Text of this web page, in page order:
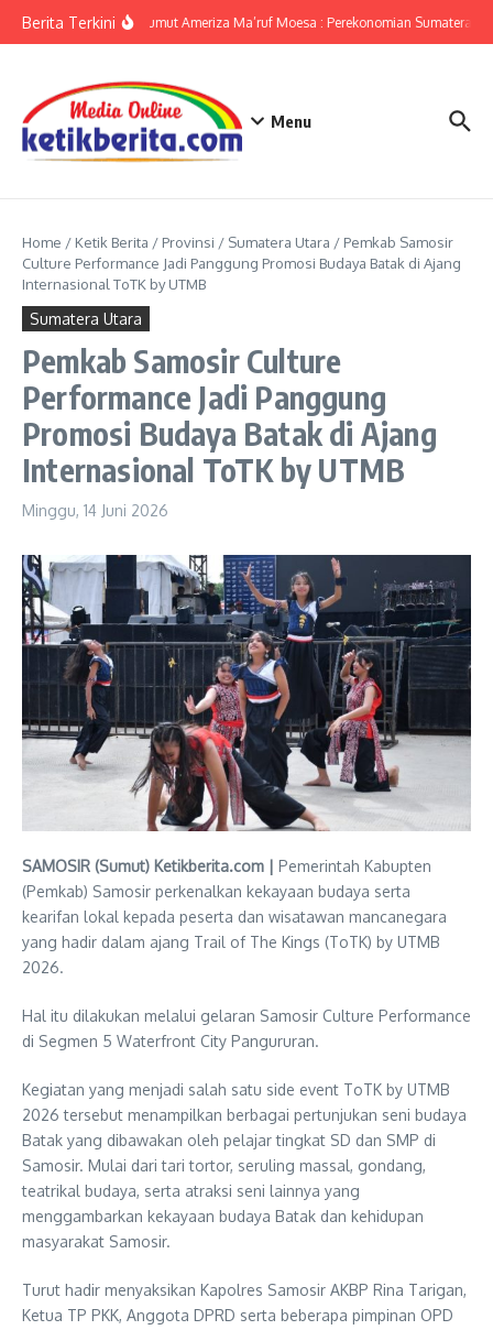
Berita TerkiniKPwBI Sumut Ameriza Ma’ruf Moesa : Perekonomian Sumatera
Menu
Home / Ketik Berita / Provinsi / Sumatera Utara / Pemkab Samosir
Culture Performance Jadi Panggung Promosi Budaya Batak di Ajang
Internasional ToTK by UTMB
Sumatera Utara
Pemkab Samosir Culture
Performance Jadi Panggung
Promosi Budaya Batak di Ajang
Internasional ToTK by UTMB
Minggu, 14 Juni 2026
SAMOSIR (Sumut) Ketikberita.com | Pemerintah Kabupten
(Pemkab) Samosir perkenalkan kekayaan budaya serta
kearifan lokal kepada peserta dan wisatawan mancanegara
yang hadir dalam ajang Trail of The Kings (ToTK) by UTMB
2026.
Hal itu dilakukan melalui gelaran Samosir Culture Performance
di Segmen 5 Waterfront City Pangururan.
Kegiatan yang menjadi salah satu side event ToTK by UTMB
2026 tersebut menampilkan berbagai pertunjukan seni budaya
Batak yang dibawakan oleh pelajar tingkat SD dan SMP di
Samosir. Mulai dari tari tortor, seruling massal, gondang,
teatrikal budaya, serta atraksi seni lainnya yang
menggambarkan kekayaan budaya Batak dan kehidupan
masyarakat Samosir.
Turut hadir menyaksikan Kapolres Samosir AKBP Rina Tarigan,
Ketua TP PKK, Anggota DPRD serta beberapa pimpinan OPD